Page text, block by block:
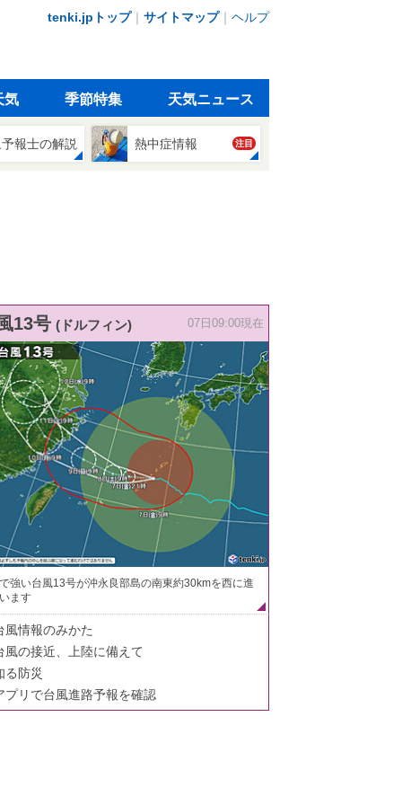
tenki.jpトップ｜ サイトマップ｜ ヘルプ
気 季節特集 天気ニュース
報士の解説 熱中症情報 注目
13号 (ドルフィン) 07日09:00現在
強い台風13号が沖永良部島の南東約30kmを西に進
ます
風情報のみかた
風の接近、上陸に備えて
る防災
プリで台風進路予報を確認